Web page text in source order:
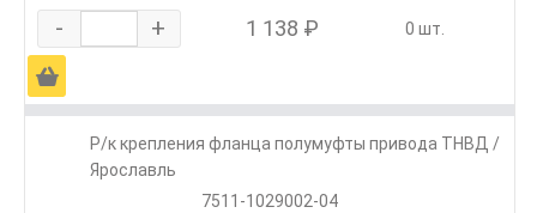
- + 1 138 ₽ 0 шт.
Ä
Р/к крепления фланца полумуфты привода ТНВД /
Ярославль
7511-1029002-04